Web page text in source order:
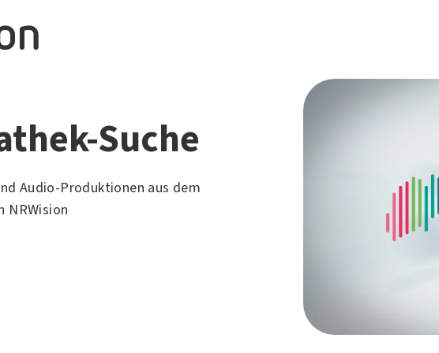
Suche
Audio-Produktionen aus dem
NRWision